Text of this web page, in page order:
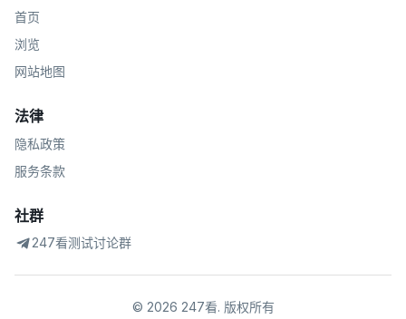
首页
浏览
网站地图
法律
隐私政策
服务条款
社群
247看测试讨论群
© 2026 247看. 版权所有